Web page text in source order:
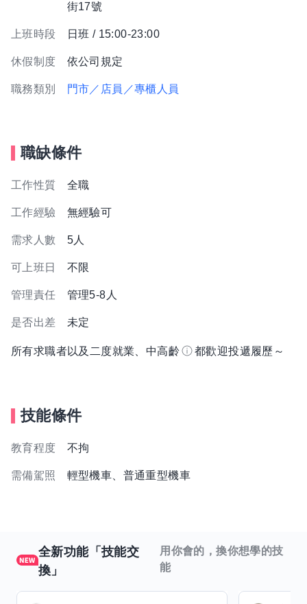
街17號
上班時段 日班 / 15:00-23:00
休假制度 依公司規定
職務類別 門市／店員／專櫃人員
職缺條件
工作性質 全職
工作經驗 無經驗可
需求人數 5人
可上班日 不限
管理責任 管理5-8人
是否出差 未定
所有求職者以及二度就業、中高齡 都歡迎投遞履歷～
技能條件
教育程度 不拘
需備駕照 輕型機車、普通重型機車
全新功能「技能交
換」
用你會的，換你想學的技
能